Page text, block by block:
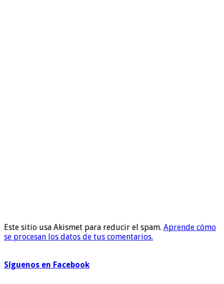
Este sitio usa Akismet para reducir el spam. Aprende cómo
se procesan los datos de tus comentarios.
Síguenos en Facebook